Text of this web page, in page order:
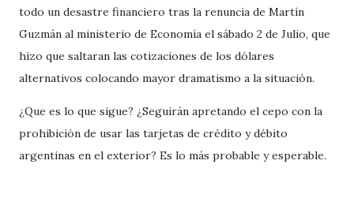
todo un desastre financiero tras la renuncia de Martín
Guzmán al ministerio de Economía el sábado 2 de Julio, que
hizo que saltaran las cotizaciones de los dólares
alternativos colocando mayor dramatismo a la situación.
¿Que es lo que sigue? ¿Seguirán apretando el cepo con la
prohibición de usar las tarjetas de crédito y débito
argentinas en el exterior? Es lo más probable y esperable.